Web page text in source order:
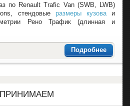
по Renault Trafic Van (SWB, LWB)
стендовые размеры кузоваи
Рено Трафик (длинная и
Подробнее